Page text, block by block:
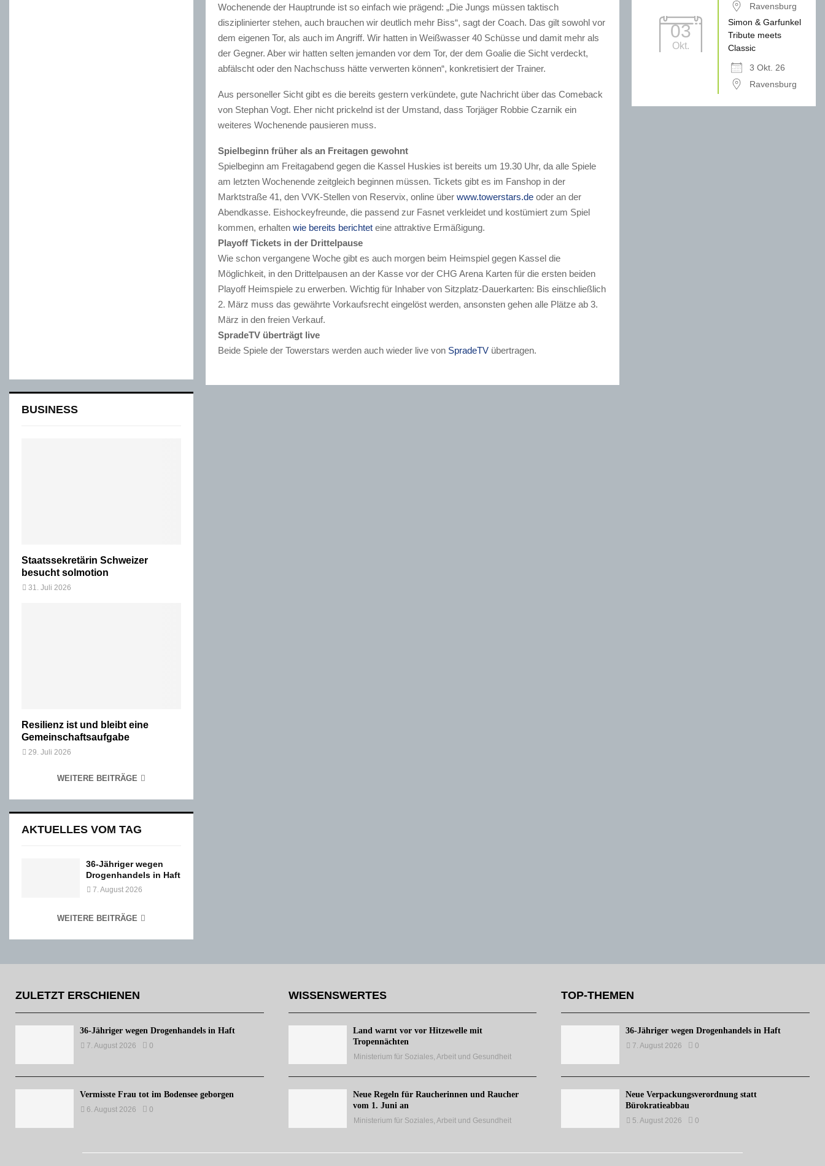
Wochenende der Hauptrunde ist so einfach wie prägend: „Die Jungs müssen taktisch
disziplinierter stehen, auch brauchen wir deutlich mehr Biss“, sagt der Coach. Das gilt sowohl vor
dem eigenen Tor, als auch im Angriff. Wir hatten in Weißwasser 40 Schüsse und damit mehr als
der Gegner. Aber wir hatten selten jemanden vor dem Tor, der dem Goalie die Sicht verdeckt,
abfälscht oder den Nachschuss hätte verwerten können“, konkretisiert der Trainer.
Aus personeller Sicht gibt es die bereits gestern verkündete, gute Nachricht über das Comeback
von Stephan Vogt. Eher nicht prickelnd ist der Umstand, dass Torjäger Robbie Czarnik ein
weiteres Wochenende pausieren muss.
Spielbeginn früher als an Freitagen gewohnt
Spielbeginn am Freitagabend gegen die Kassel Huskies ist bereits um 19.30 Uhr, da alle Spiele
am letzten Wochenende zeitgleich beginnen müssen. Tickets gibt es im Fanshop in der
Marktstraße 41, den VVK-Stellen von Reservix, online über www.towerstars.de oder an der
Abendkasse. Eishockeyfreunde, die passend zur Fasnet verkleidet und kostümiert zum Spiel
kommen, erhalten wie bereits berichtet eine attraktive Ermäßigung.
Playoff Tickets in der Drittelpause
Wie schon vergangene Woche gibt es auch morgen beim Heimspiel gegen Kassel die
Möglichkeit, in den Drittelpausen an der Kasse vor der CHG Arena Karten für die ersten beiden
Playoff Heimspiele zu erwerben. Wichtig für Inhaber von Sitzplatz-Dauerkarten: Bis einschließlich
2. März muss das gewährte Vorkaufsrecht eingelöst werden, ansonsten gehen alle Plätze ab 3.
März in den freien Verkauf.
SpradeTV überträgt live
Beide Spiele der Towerstars werden auch wieder live von SpradeTV übertragen.
BUSINESS
Staatssekretärin Schweizer
besucht solmotion
31. Juli 2026
Resilienz ist und bleibt eine
Gemeinschaftsaufgabe
29. Juli 2026
WEITERE BEITRÄGE
AKTUELLES VOM TAG
36-Jähriger wegen
Drogenhandels in Haft
7. August 2026
WEITERE BEITRÄGE
Ravensburg
03
Okt.
Simon & Garfunkel
Tribute meets
Classic
3 Okt. 26
Ravensburg
ZULETZT ERSCHIENEN
36-Jähriger wegen Drogenhandels in Haft
7. August 2026 0
Vermisste Frau tot im Bodensee geborgen
6. August 2026 0
WISSENSWERTES
Land warnt vor vor Hitzewelle mit
Tropennächten
Ministerium für Soziales, Arbeit und Gesundheit
Neue Regeln für Raucherinnen und Raucher
vom 1. Juni an
Ministerium für Soziales, Arbeit und Gesundheit
TOP-THEMEN
36-Jähriger wegen Drogenhandels in Haft
7. August 2026 0
Neue Verpackungsverordnung statt
Bürokratieabbau
5. August 2026 0